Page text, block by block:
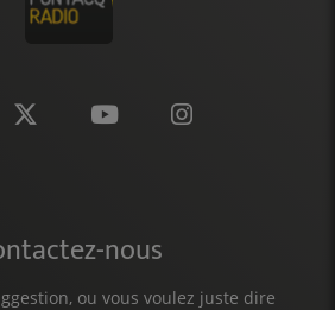
nous
ou vous voulez juste dire